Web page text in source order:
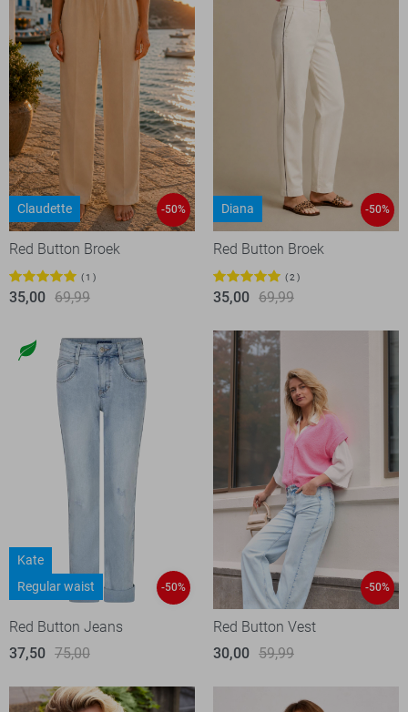
Claudette -50%
Red Button Broek
1
35,00 69,99
Diana -50%
Red Button Broek
2
35,00 69,99
Kate
Regular waist
-50%
Red Button Jeans
37,50 75,00
-50%
Red Button Vest
30,00 59,99